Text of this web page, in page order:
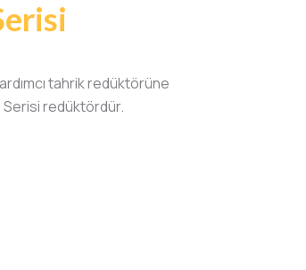
tahrik redüktörüne
redüktördür.